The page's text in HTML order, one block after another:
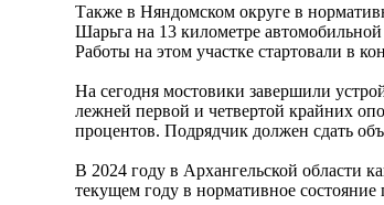
Также в Няндомском округе в
Шарьга на 13 километре
Работы на этом участке стартовали в
На сегодня мостовики завершили
лежней первой и четвертой крайних
процентов. Подрядчик должен сдать
В 2024 году в Архангельской области
текущем году в нормативное